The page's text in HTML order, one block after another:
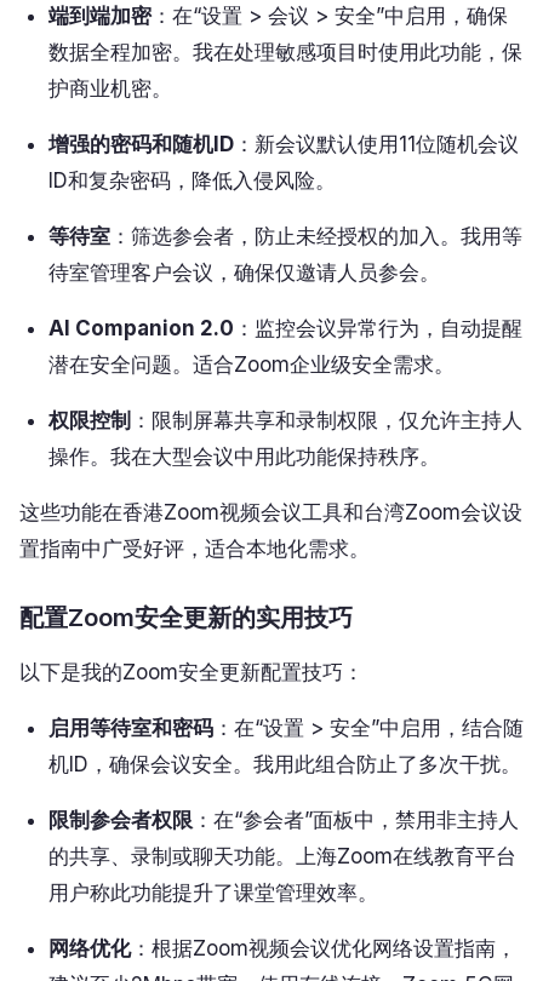
端到端加密：在“设置 > 会议 > 安全”中启用，确保
数据全程加密。我在处理敏感项目时使用此功能，保
护商业机密。
增强的密码和随机ID ：新会议默认使用11位随机会议
ID和复杂密码，降低入侵风险。
等待室 ：筛选参会者，防止未经授权的加入。我用等
待室管理客户会议，确保仅邀请人员参会。
AI Companion 2.0 ：监控会议异常行为，自动提醒
潜在安全问题。适合Zoom企业级安全需求。
权限控制 ：限制屏幕共享和录制权限，仅允许主持人
操作。我在大型会议中用此功能保持秩序。
这些功能在香港Zoom视频会议工具和台湾Zoom会议设
置指南中广受好评，适合本地化需求。
配置Zoom安全更新的实用技巧
以下是我的Zoom安全更新配置技巧：
启用等待室和密码 ：在“设置 > 安全”中启用，结合随
机ID，确保会议安全。我用此组合防止了多次干扰。
限制参会者权限 ：在“参会者”面板中，禁用非主持人
的共享、录制或聊天功能。上海Zoom在线教育平台
用户称此功能提升了课堂管理效率。
网络优化：根据Zoom视频会议优化网络设置指南，